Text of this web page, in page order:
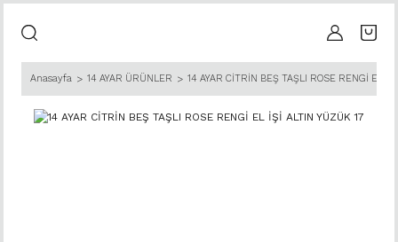
Anasayfa 14 AYAR ÜRÜNLER 14 AYAR CİTRİN BEŞ TAŞLI ROSE RENGİ EL